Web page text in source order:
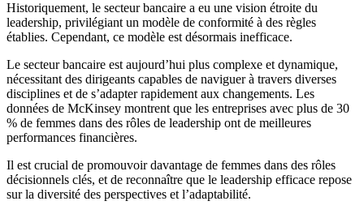
Historiquement, le secteur bancaire a eu une vision étroite du
leadership, privilégiant un modèle de conformité à des règles
établies. Cependant, ce modèle est désormais inefficace.
Le secteur bancaire est aujourd’hui plus complexe et dynamique,
nécessitant des dirigeants capables de naviguer à travers diverses
disciplines et de s’adapter rapidement aux changements. Les
données de McKinsey montrent que les entreprises avec plus de 30
% de femmes dans des rôles de leadership ont de meilleures
performances financières.
Il est crucial de promouvoir davantage de femmes dans des rôles
décisionnels clés, et de reconnaître que le leadership efficace repose
sur la diversité des perspectives et l’adaptabilité.